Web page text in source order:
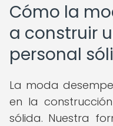
Cómo la
a construir
personal
La moda
en la
sólida. Nuestra